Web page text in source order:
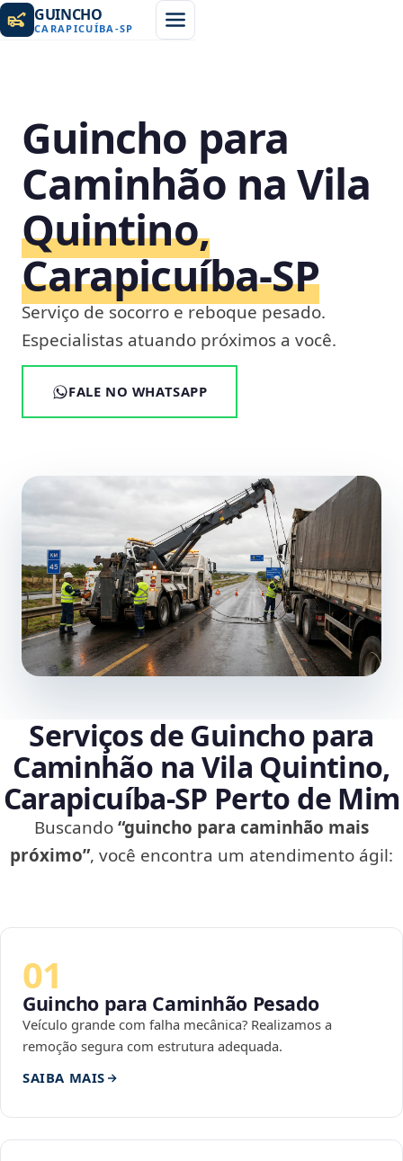
GUINCHO
CARAPICUÍBA -SP
Guincho para
Caminhão na Vila
Quintino,
Carapicuíba‑SP
Serviço de socorro e reboque pesado.
Especialistas atuando próximos a você.
FALE NO WHATSAPP
Serviços de Guincho para
Caminhão na Vila Quintino,
Carapicuíba‑SP Perto de Mim
Buscando“guincho para caminhão mais
próximo”, você encontra um atendimento ágil:
01
Guincho para Caminhão Pesado
Veículo grande com falha mecânica? Realizamos a
remoção segura com estrutura adequada.
SAIBA MAIS